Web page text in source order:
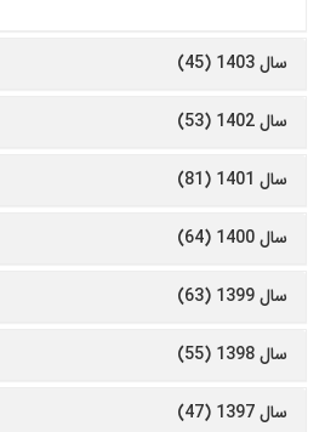
سال 1403 (45)
سال 1402 (53)
سال 1401 (81)
سال 1400 (64)
سال 1399 (63)
سال 1398 (55)
سال 1397 (47)